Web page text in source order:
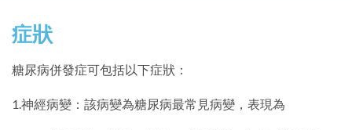
症狀
糖尿病併發症可包括以下症狀：
1.神經病變：該病變為糖尿病最常見病變，表現為